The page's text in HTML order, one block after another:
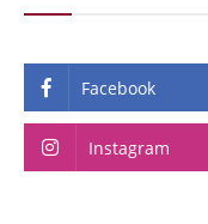
Facebook
Instagram